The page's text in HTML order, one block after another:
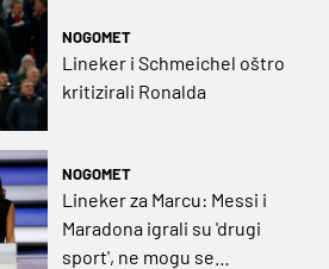
NOGOMET
Lineker i Schmeichel oštro
kritizirali Ronalda
NOGOMET
Lineker za Marcu: Messi i
Maradona igrali su 'drugi
sport', ne mogu se